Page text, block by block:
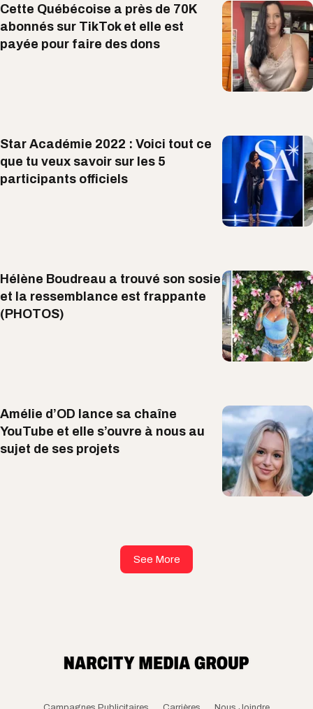
Cette Québécoise a près de 70K
abonnés sur TikTok et elle est
payée pour faire des dons
Star Académie 2022 : Voici tout ce
que tu veux savoir sur les 5
participants officiels
Hélène Boudreau a trouvé son sosie
et la ressemblance est frappante
(PHOTOS)
Amélie d’OD lance sa chaîne
YouTube et elle s’ouvre à nous au
sujet de ses projets
See More